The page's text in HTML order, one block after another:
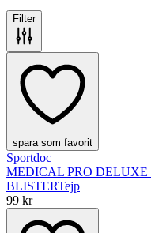
Filter
spara som favorit
Sportdoc
MEDICAL PRO DELUXE
BLISTERTejp
99 kr